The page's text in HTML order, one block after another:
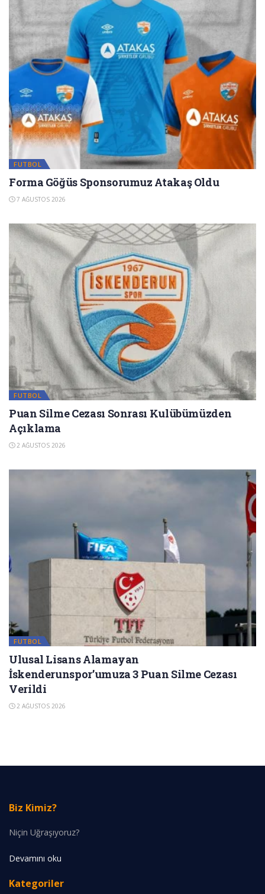
FUTBOL
Forma Göğüs Sponsorumuz Atakaş Oldu
7 AĞUSTOS 2026
FUTBOL
Puan Silme Cezası Sonrası Kulübümüzden
Açıklama
2 AĞUSTOS 2026
FUTBOL
Ulusal Lisans Alamayan
İskenderunspor’umuza 3 Puan Silme Cezası
Verildi
2 AĞUSTOS 2026
Biz Kimiz?
Niçin Uğraşıyoruz?
Devamını oku
Kategoriler